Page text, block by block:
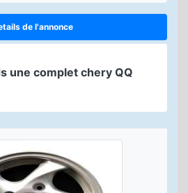
de l'annonce
une complet chery QQ